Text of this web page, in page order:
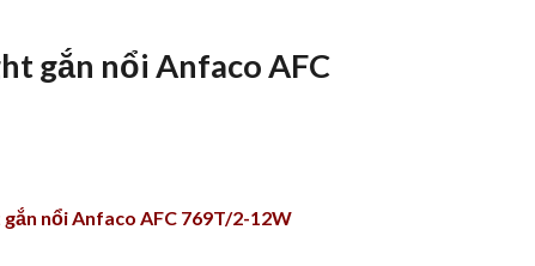
gắn nổi Anfaco AFC
nổi Anfaco AFC 769T/2-12W